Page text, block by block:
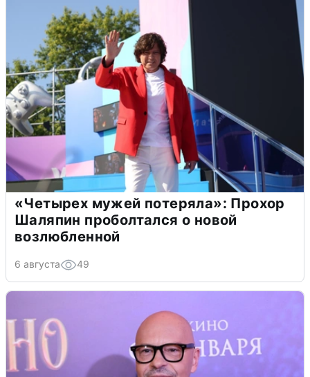
«Четырех мужей потеряла»: Прохор
Шаляпин проболтался о новой
возлюбленной
6 августа 49